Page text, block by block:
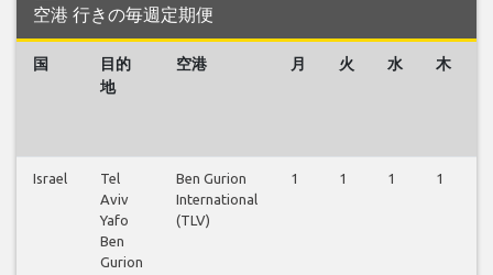
空港 行きの毎週定期便
国
目的
地
空港 月 火 水 木
Israel
Tel
Aviv
Yafo
Ben
Gurion
Ben Gurion
International
(TLV)
1 1 1 1